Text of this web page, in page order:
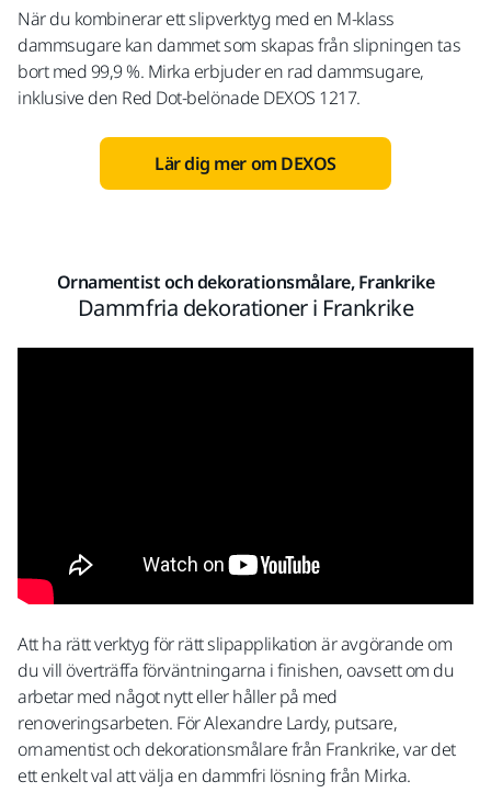
När du kombinerar ett slipverktyg med en M-klass
dammsugare kan dammet som skapas från slipningen tas
bort med 99,9 %. Mirka erbjuder en rad dammsugare,
inklusive den Red Dot-belönade DEXOS 1217.
Lär dig mer om DEXOS
Ornamentist och dekorationsmålare, Frankrike
Dammfria dekorationer i Frankrike
Att ha rätt verktyg för rätt slipapplikation är avgörande om
du vill överträffa förväntningarna i finishen, oavsett om du
arbetar med något nytt eller håller på med
renoveringsarbeten. För Alexandre Lardy, putsare,
ornamentist och dekorationsmålare från Frankrike, var det
ett enkelt val att välja en dammfri lösning från Mirka.